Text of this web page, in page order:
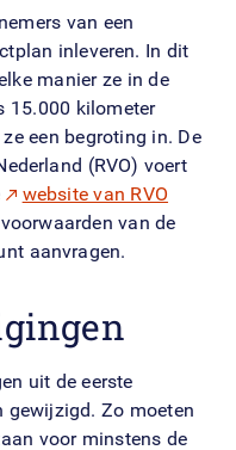
van een
inleveren. In dit
manier ze in de
15.000 kilometer
een begroting in. De
(RVO) voert
website van RVO
van de
aanvragen.
uit de eerste
gewijzigd. Zo moeten
voor minstens de